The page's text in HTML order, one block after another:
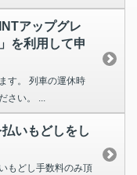
アップグレ
を利用して申
す。 列車の運休時
さい。 ...
いもどしをし
もどし手数料のみ頂